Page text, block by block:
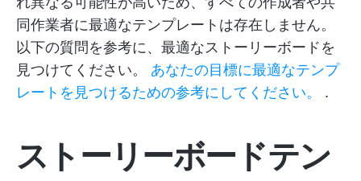
同作業者に最適なテンプレートは存在しません。
以下の質問を参考に、最適なストーリーボードを
見つけてください。 あなたの目標に最適なテンプ
レートを見つけるための参考にしてください。
.
ストーリーボードテン